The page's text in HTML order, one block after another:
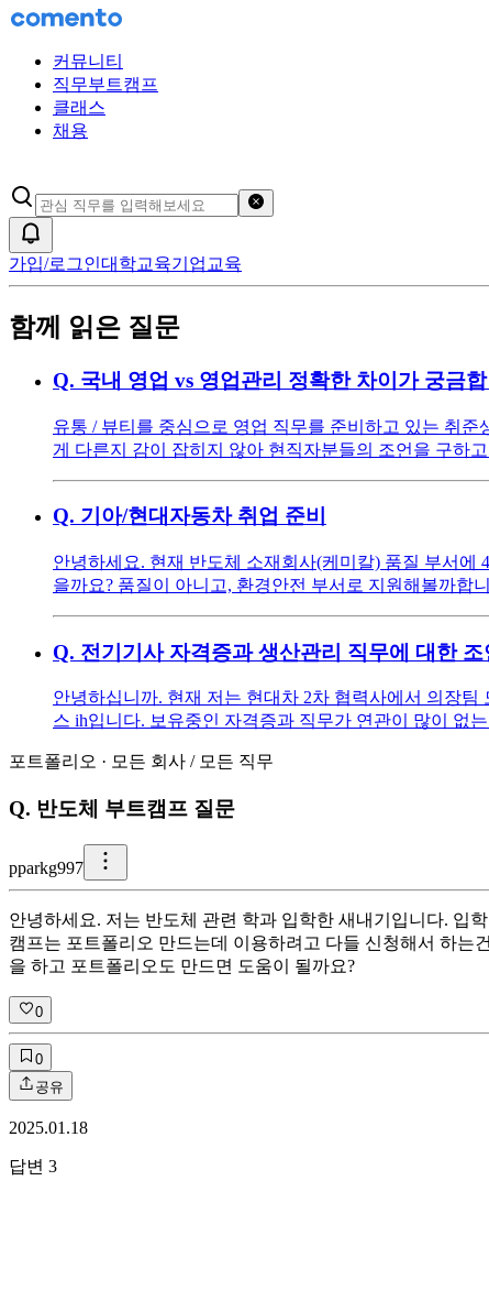
커뮤니티
직무부트캠프
클래스
채용
가입/로그인대학교육기업교육
함께 읽은 질문
Q. 국내 영업 vs 영업관리 정확한 차이가 궁금
유통 / 뷰티를 중심으로 영업 직무를 준비하고 있는 취
게 다른지 감이 잡히지 않아 현직자분들의 조언을 구하
Q. 기아/현대자동차 취업 준비
안녕하세요. 현재 반도체 소재회사(케미칼) 품질 부서
을까요? 품질이 아니고, 환경안전 부서로 지원해볼까합
Q. 전기기사 자격증과 생산관리 직무에 대한
안녕하십니까. 현재 저는 현대차 2차 협력사에서 의장
스 ih입니다. 보유중인 자격증과 직무가 연관이 많이 없
포트폴리오 · 모든 회사 / 모든 직무
Q. 반도체 부트캠프 질문
pparkg997
안녕하세요. 저는 반도체 관련 학과 입학한 새내기입니다. 입
캠프는 포트폴리오 만드는데 이용하려고 다들 신청해서 하는
을 하고 포트폴리오도 만드면 도움이 될까요?
0
0
공유
2025.01.18
답변 3